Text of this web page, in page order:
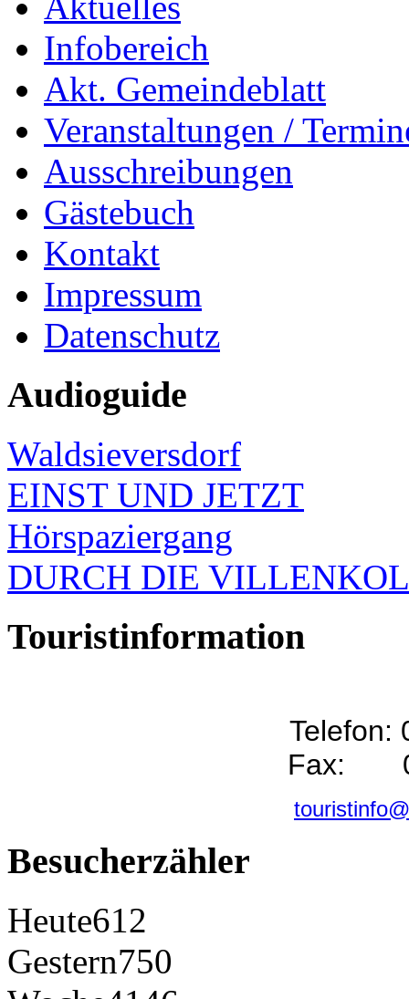
Infobereich
Akt. Gemeindeblatt
Veranstaltungen /
Ausschreibungen
Gästebuch
Kontakt
Impressum
Datenschutz
Audioguide
Waldsieversdorf
EINST UND JETZT
Hörspaziergang
DURCH DIE
Touristinformation
Telefon:
Fax:
Besucherzähler
Heute612
Gestern750